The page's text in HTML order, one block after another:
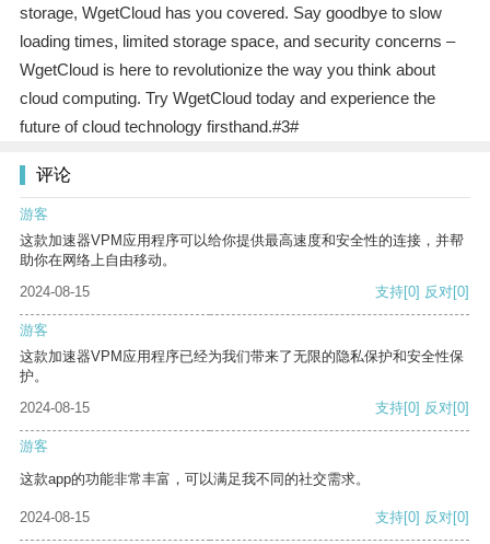
storage, WgetCloud has you covered. Say goodbye to slow
loading times, limited storage space, and security concerns –
WgetCloud is here to revolutionize the way you think about
cloud computing. Try WgetCloud today and experience the
future of cloud technology firsthand.#3#
评论
游客
这款加速器VPM应用程序可以给你提供最高速度和安全性的连接，并帮
助你在网络上自由移动。
2024-08-15
支持[0] 反对[0]
游客
这款加速器VPM应用程序已经为我们带来了无限的隐私保护和安全性保
护。
2024-08-15
支持[0] 反对[0]
游客
这款app的功能非常丰富，可以满足我不同的社交需求。
2024-08-15 支持[0] 反对[0]